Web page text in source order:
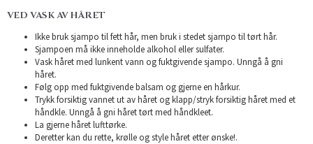
VED VASK AV HÅRET
Ikke bruk sjampo til fett hår, men bruk i stedet sjampo til tørt hår.
Sjampoen må ikke inneholde alkohol eller sulfater.
Vask håret med lunkent vann og fuktgivende sjampo. Unngå å gni
håret.
Følg opp med fuktgivende balsam og gjerne en hårkur.
Trykk forsiktig vannet ut av håret og klapp/stryk forsiktig håret med et
håndkle. Unngå å gni håret tørt med håndkleet.
La gjerne håret lufttørke.
Deretter kan du rette, krølle og style håret etter ønske!.